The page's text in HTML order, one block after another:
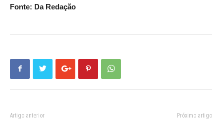
Fonte: Da Redação
Artigo anterior Próximo artigo